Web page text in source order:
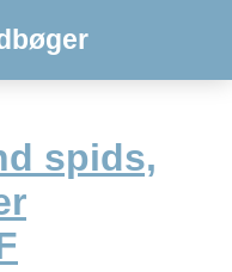
spids,